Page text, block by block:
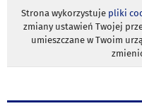
Strona wykorzystuje pliki
zmiany ustawień Twojej
umieszczane w Twoim